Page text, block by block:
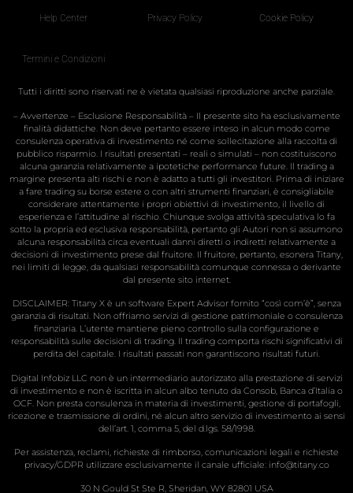
Help Center Privacy Policy Cookie Policy
Termini e Condizioni
Tutti i diritti sono riservati ne è vietata qualsiasi riproduzione anche parziale.
– Avvertenze – Esclusione Responsabilità – Il presente sito ha esclusivamente
finalità didattiche. Non deve pertanto essere inteso in alcun modo come
consulenza operativa di investimento né come sollecitazione alla raccolta di
pubblico risparmio. I risultati presentati – reali o simulati – non costituiscono
alcuna garanzia relativamente a ipotetiche performance future. Il trading a
margine presenta alti rischi e non è adatto a tutti gli investitori. Prima di iniziare
a fare trading su borse estere o con altri strumenti finanziari, è consigliabile
considerare attentamente i propri obiettivi di investimento, il livello di
esperienza e l’attitudine al rischio. Chiunque svolga attività speculativa lo fa
sotto la propria ed esclusiva responsabilità, pertanto gli Autori non si assumono
alcuna responsabilità circa eventuali danni diretti o indiretti relativamente a
decisioni di investimento prese dal fruitore. Il fruitore, pertanto, esonera Titany,
nei limiti di legge, da qualsiasi responsabilità comunque connessa o derivante
dal presente sito internet.
DISCLAIMER: Titany X è un software Expert Advisor fornito “così com’è”, senza
garanzia di risultati. Non offriamo servizi di gestione patrimoniale o consulenza
finanziaria. L’utente mantiene pieno controllo sulla configurazione e
responsabilità sulle decisioni di trading. Il trading comporta rischi significativi di
perdita del capitale. I risultati passati non garantiscono risultati futuri.
Digital Infobiz LLC non è un intermediario autorizzato alla prestazione di servizi
di investimento e non è iscritta in alcun albo tenuto da Consob, Banca d’Italia o
OCF. Non presta consulenza in materia di investimenti, gestione di portafogli,
ricezione e trasmissione di ordini, né alcun altro servizio di investimento ai sensi
dell’art. 1, comma 5, del d.lgs. 58/1998.
Per assistenza, reclami, richieste di rimborso, comunicazioni legali e richieste
privacy/GDPR utilizzare esclusivamente il canale ufficiale: info@titany.co
30 N Gould St Ste R, Sheridan, WY 82801 USA